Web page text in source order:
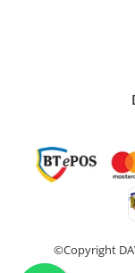
©Copyright